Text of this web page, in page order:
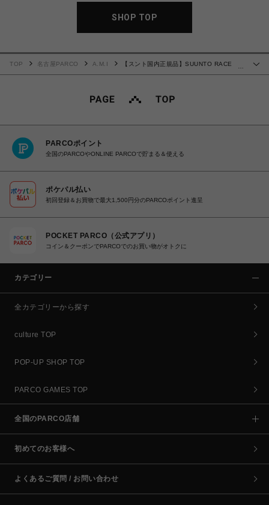
SHOP TOP
…
TOP 名古屋PARCO A.M.I
【スント国内正規品】SUUNTO RACE
PARCOポイント
全国のPARCOやONLINE PARCOで貯まる＆使える
ポケパル払い
初回登録＆お買物で最大1,500円分のPARCOポイント進呈
POCKET PARCO（公式アプリ）
コイン＆クーポンでPARCOでのお買い物がオトクに
カテゴリー
全カテゴリーから探す
culture TOP
POP-UP SHOP TOP
PARCO GAMES TOP
全国のPARCO店舗
初めてのお客様へ
よくあるご質問 / お問い合わせ